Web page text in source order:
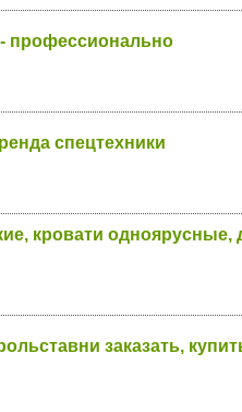
профессионально
спецтехники
кровати
заказать,